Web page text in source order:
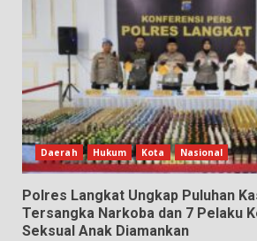
Daerah Hukum Kota Nasional
Polres Langkat Ungkap Puluhan
Tersangka Narkoba dan 7 Pelaku
Seksual Anak Diamankan